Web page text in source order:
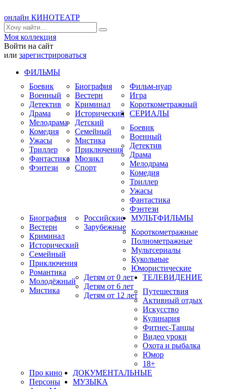
онлайн КИНОТЕАТР
Моя коллекция
Войти на сайт
или зарегистрироваться
ФИЛЬМЫ
Боевик
Военный
Детектив
Драма
Мелодрама
Комедия
Ужасы
Триллер
Фантастика
Фэнтези
Биография
Вестерн
Криминал
Исторический
Детский
Семейный
Мистика
Приключения
Мюзикл
Спорт
Фильм-нуар
Игра
Короткометражный
СЕРИАЛЫ
Боевик
Военный
Детектив
Драма
Мелодрама
Комедия
Триллер
Ужасы
Фантастика
Фэнтези
Биография
Вестерн
Криминал
Исторический
Семейный
Приключения
Романтика
Молодёжный
Мистика
Российские
Зарубежные
МУЛЬТФИЛЬМЫ
Короткометражные
Полнометражные
Мультсериалы
Кукольные
Юмористические
Детям от 0 лет
Детям от 6 лет
Детям от 12 лет
ТЕЛЕВИДЕНИЕ
Путешествия
Активный отдых
Искусство
Кулинария
Фитнес-Танцы
Видео уроки
Охота и рыбалка
Юмор
18+
Про кино
Персоны
ДОКУМЕНТАЛЬНЫЕ
МУЗЫКА